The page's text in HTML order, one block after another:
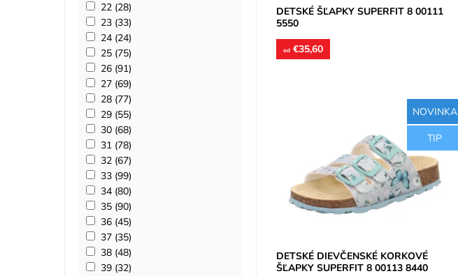
DETSKÉ ŠĽAPKY SUPERFIT 8 00111
5550
od €35,60
NOVINKA
TIP
Detské šlapky vyrobené z pružného
korku. Stielky sú kožené s vytvarovanou
pozdĺžnou a priečnou klembou. Pracky
Dostupnosť:
Skladom
Značka:
Superfit
Záruka:
2 roky
DETSKÉ DIEVČENSKÉ KORKOVÉ
ŠĽAPKY SUPERFIT 8 00113 8440
22 (28)
23 (33)
24 (24)
25 (75)
26 (91)
27 (69)
28 (77)
29 (55)
30 (68)
31 (78)
32 (67)
33 (99)
34 (80)
35 (90)
36 (45)
37 (35)
38 (48)
39 (32)